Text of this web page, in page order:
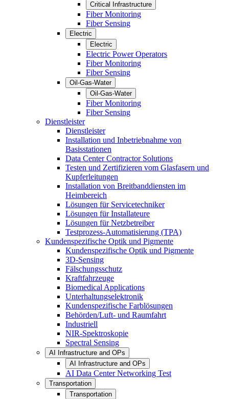
Critical Infrastructure
Fiber Monitoring
Fiber Sensing
Electric
Electric
Electric Power Operators
Fiber Monitoring
Fiber Sensing
Oil-Gas-Water
Oil-Gas-Water
Fiber Monitoring
Fiber Sensing
Dienstleister
Dienstleister
Installation und Inbetriebnahme von
Basisstationen
Data Center Contractor Solutions
Testen und Zertifizieren vom Glasfasern und
Kupferleitungen
Installation von Breitbanddiensten im
Heimbereich
Lösungen für Servicetechniker
Lösungen für Installateure
Lösungen für Netzbetreiber
Testprozess-Automatisierung (TPA)
Kundenspezifische Optik und Pigmente
Kundenspezifische Optik und Pigmente
3D-Sensing
Fälschungsschutz
Kraftfahrzeuge
Biomedical Applications
Unterhaltungselektronik
Kundenspezifische Farblösungen
Behörden/Luft- und Raumfahrt
Industriell
NIR-Spektroskopie
Spectral Sensing
AI Infrastructure and OPs
AI Infrastructure and OPs
AI Data Center Networking Test
Transportation
Transportation